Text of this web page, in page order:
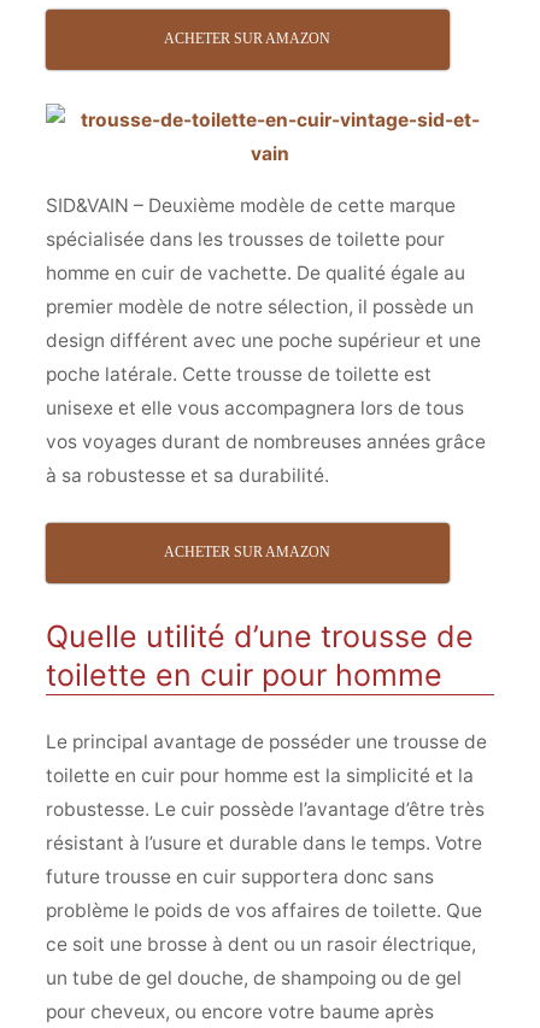
ACHETER SUR AMAZON
SID&VAIN – Deuxième modèle de cette marque
spécialisée dans les trousses de toilette pour
homme en cuir de vachette. De qualité égale au
premier modèle de notre sélection, il possède un
design différent avec une poche supérieur et une
poche latérale. Cette trousse de toilette est
unisexe et elle vous accompagnera lors de tous
vos voyages durant de nombreuses années grâce
à sa robustesse et sa durabilité.
ACHETER SUR AMAZON
Quelle utilité d’une trousse de
toilette en cuir pour homme
Le principal avantage de posséder une trousse de
toilette en cuir pour homme est la simplicité et la
robustesse. Le cuir possède l’avantage d’être très
résistant à l’usure et durable dans le temps. Votre
future trousse en cuir supportera donc sans
problème le poids de vos affaires de toilette. Que
ce soit une brosse à dent ou un rasoir électrique,
un tube de gel douche, de shampoing ou de gel
pour cheveux, ou encore votre baume après